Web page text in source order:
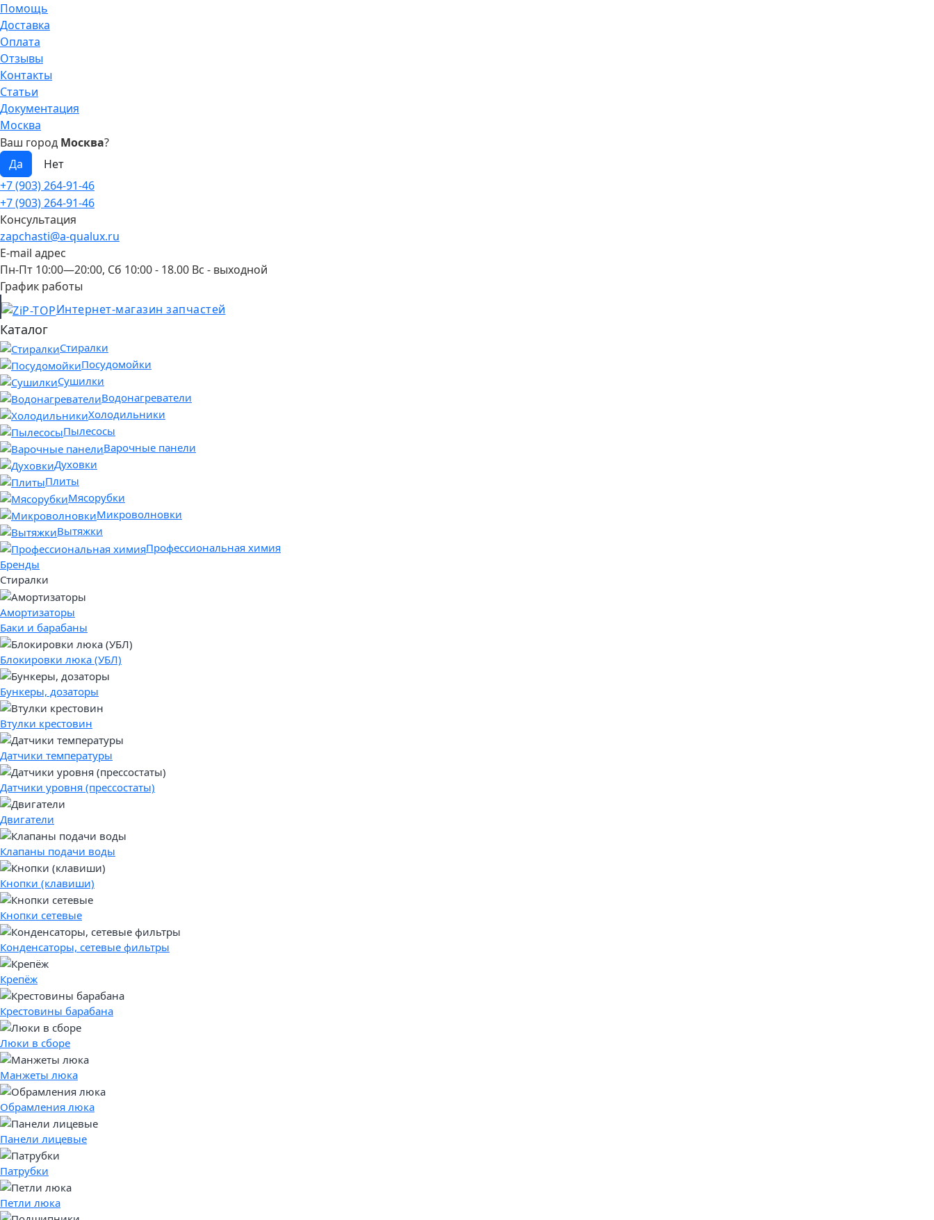
Помощь
Доставка
Оплата
Отзывы
Контакты
Статьи
Документация
Москва
Ваш город Москва?
+7 (903) 264-91-46
+7 (903) 264-91-46
Консультация
zapchasti@a-qualux.ru
E-mail адрес
Пн-Пт 10:00—20:00, Сб 10:00 - 18.00 Вс - выходной
График работы
Интернет-магазин запчастей
Каталог
Стиралки
Посудомойки
Сушилки
Водонагреватели
Холодильники
Пылесосы
Варочные панели
Духовки
Плиты
Мясорубки
Микроволновки
Вытяжки
Профессиональная химия
Бренды
Стиралки
Амортизаторы
Баки и барабаны
Блокировки люка (УБЛ)
Бункеры, дозаторы
Втулки крестовин
Датчики температуры
Датчики уровня (прессостаты)
Двигатели
Клапаны подачи воды
Кнопки (клавиши)
Кнопки сетевые
Конденсаторы, сетевые фильтры
Крепёж
Крестовины барабана
Люки в сборе
Манжеты люка
Обрамления люка
Панели лицевые
Патрубки
Петли люка